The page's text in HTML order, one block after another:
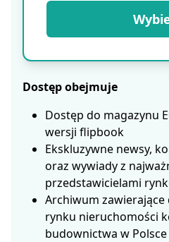
Dostęp obejmuje
Dostęp do magazynu
wersji flipbook
Ekskluzywne newsy,
oraz wywiady z
przedstawicielami
Archiwum
rynku nieruchomości
budownictwa w